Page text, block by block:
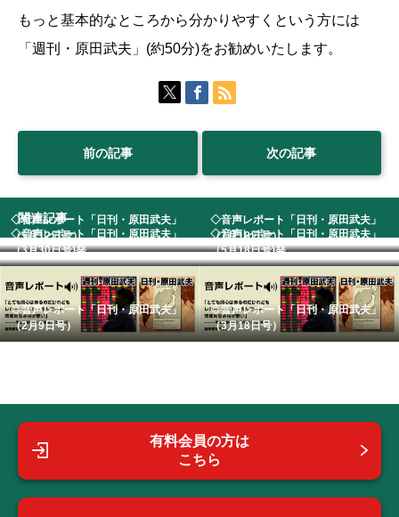
もっと基本的なところから分かりやすくという方には
「週刊・原田武夫」(約50分)をお勧めいたします。
前の記事 次の記事
関連記事
◇音声レポート「日刊・原田武夫」
（5月12日号） ...
◇音声レポート「日刊・原田武夫」
（7月18日号） ...
◇音声レポート「日刊・原田武夫」
（3月30日号)発...
◇音声レポート「日刊・原田武夫」
（5月18日号)発...
◇音声レポート「日刊・原田武夫」
（2月9日号）
◇音声レポート「日刊・原田武夫」
（3月18日号）
有料会員の方は
こちら